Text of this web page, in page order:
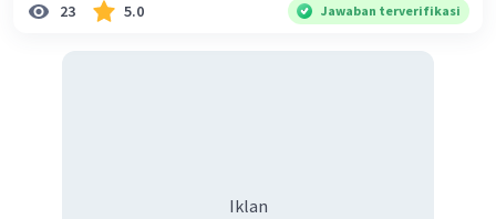
23 5.0 Jawaban terverifikasi
Iklan